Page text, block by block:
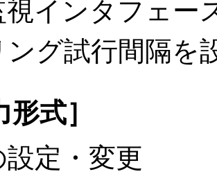
視インタフェー
ング試行間隔を
形式］
定・変更